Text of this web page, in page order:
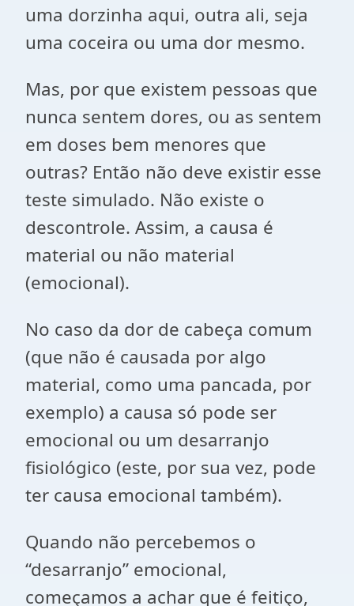
uma dorzinha aqui, outra ali, seja
uma coceira ou uma dor mesmo.
Mas, por que existem pessoas que
nunca sentem dores, ou as sentem
em doses bem menores que
outras? Então não deve existir esse
teste simulado. Não existe o
descontrole. Assim, a causa é
material ou não material
(emocional).
No caso da dor de cabeça comum
(que não é causada por algo
material, como uma pancada, por
exemplo) a causa só pode ser
emocional ou um desarranjo
fisiológico (este, por sua vez, pode
ter causa emocional também).
Quando não percebemos o
“desarranjo” emocional,
começamos a achar que é feitiço,